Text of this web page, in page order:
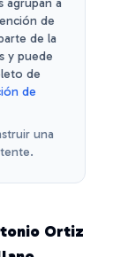
agrupan a
de
de la
y puede
de
de
una
Ortiz